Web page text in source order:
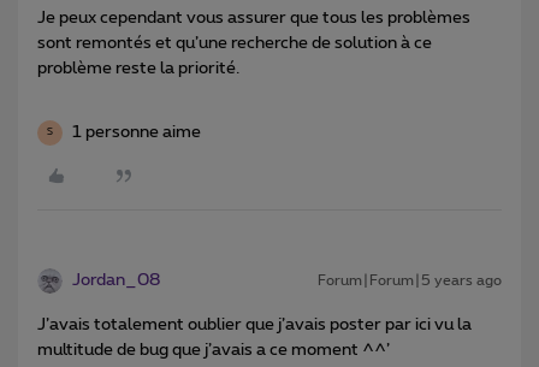
Je peux cependant vous assurer que tous les problèmes
sont remontés et qu’une recherche de solution à ce
problème reste la priorité.
S 1 personne aime
Jordan_08 Forum|Forum|5 years ago
J’avais totalement oublier que j’avais poster par ici vu la
multitude de bug que j’avais a ce moment ^^’